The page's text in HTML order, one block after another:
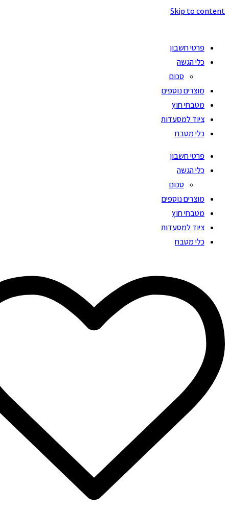
Skip to content
פרטי חשבון
כלי הגשה
סכום
מוצרים נוספים
מטבחי חוץ
ציוד למסעדות
כלי מטבח
פרטי חשבון
כלי הגשה
סכום
מוצרים נוספים
מטבחי חוץ
ציוד למסעדות
כלי מטבח